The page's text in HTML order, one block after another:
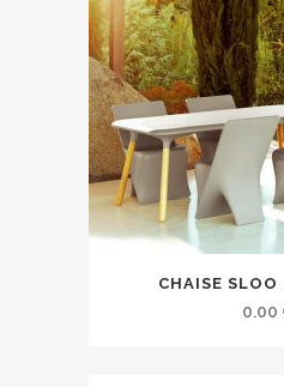
CHAISE SLOO
0.00